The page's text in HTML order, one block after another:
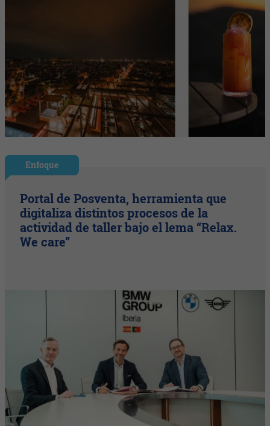
Enfoque
Portal de Posventa, herramienta que
digitaliza distintos procesos de la
actividad de taller bajo el lema “Relax.
We care”